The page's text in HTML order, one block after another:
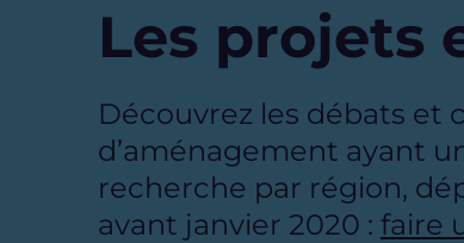
Les projets
Description
Découvrez les débats et
d’aménagement ayant
recherche par région,
avant janvier 2020 : faire